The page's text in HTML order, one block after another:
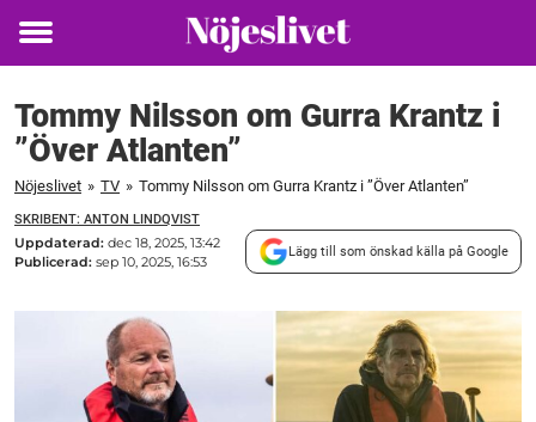
Toggle
Tommy Nilsson om Gurra Krantz i
”Över Atlanten”
Nöjeslivet » TV » Tommy Nilsson om Gurra Krantz i ”Över Atlanten”
SKRIBENT: ANTON LINDQVIST
Uppdaterad: dec 18, 2025, 13:42
Publicerad: sep 10, 2025, 16:53
Lägg till som önskad källa på Google